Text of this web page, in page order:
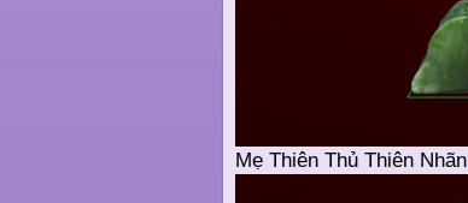
Mẹ Thiên Thủ Thiên Nhãn